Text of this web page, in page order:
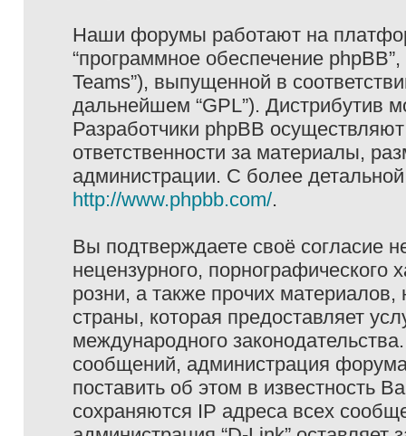
Наши форумы работают на
“программное обеспечение
Teams”), выпущенной в
дальнейшем “GPL”). Дистрибутив
Разработчики phpBB
ответственности за материалы,
администрации. С более
http://www.phpbb.com/.
Вы подтверждаете своё согласие
нецензурного, порнографического
розни, а также прочих
страны, которая предоставляет
международного
сообщений, администрация
поставить об этом в известность
сохраняются IP адреса всех